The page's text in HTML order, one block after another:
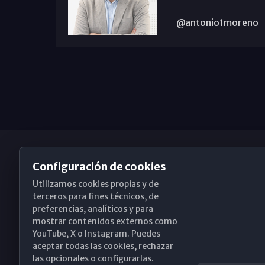
@antonio1moreno
Obispado de Málaga
Santa María, 18-20. 29015 Málaga
Configuración de cookies
Utilizamos cookies propias y de
terceros para fines técnicos, de
preferencias, analíticos y para
mostrar contenidos externos como
YouTube, X o Instagram. Puedes
aceptar todas las cookies, rechazar
las opcionales o configurarlas.